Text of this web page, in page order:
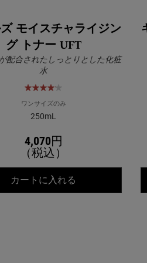
モイスチャライジン
グ トナー UFT
配合されたしっとりとした化粧
水
ワンサイズのみ
250mL
4,070円
（税込）
カートに入れる キールズ モイ